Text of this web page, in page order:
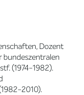
Dozent
bundeszentralen
(1974-1982).
2010).